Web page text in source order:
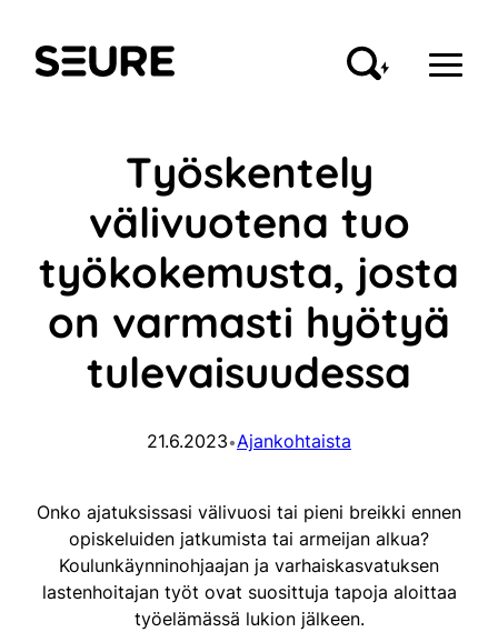
sisältöön
Seure
Työskentely
välivuotena tuo
työkokemusta, josta
on varmasti hyötyä
tulevaisuudessa
21.6.2023•Ajankohtaista
Onko ajatuksissasi välivuosi tai pieni breikki ennen
opiskeluiden jatkumista tai armeijan alkua?
Koulunkäynninohjaajan ja varhaiskasvatuksen
lastenhoitajan työt ovat suosittuja tapoja aloittaa
työelämässä lukion jälkeen.